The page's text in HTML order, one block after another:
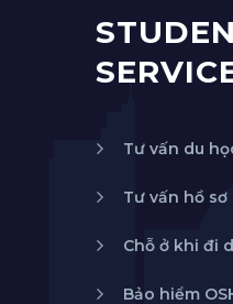
Tư vấn du
Tư vấn hồ sơ
Chỗ ở khi đi
Bảo hiểm